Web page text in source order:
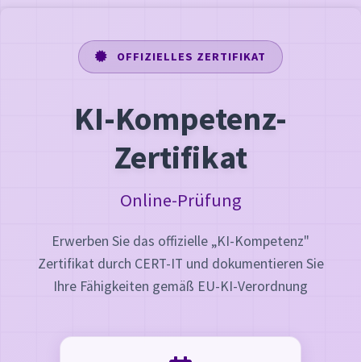
OFFIZIELLES ZERTIFIKAT
KI-Kompetenz-
Zertifikat
Online-Prüfung
Erwerben Sie das offizielle „KI-Kompetenz"
Zertifikat durch CERT-IT und dokumentieren Sie
Ihre Fähigkeiten gemäß EU-KI-Verordnung